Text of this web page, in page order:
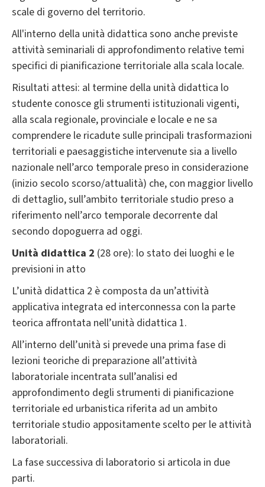
scale di governo del territorio.
All'interno della unità didattica sono anche previste
attività seminariali di approfondimento relative temi
specifici di pianificazione territoriale alla scala locale.
Risultati attesi: al termine della unità didattica lo
studente conosce gli strumenti istituzionali vigenti,
alla scala regionale, provinciale e locale e ne sa
comprendere le ricadute sulle principali trasformazioni
territoriali e paesaggistiche intervenute sia a livello
nazionale nell’arco temporale preso in considerazione
(inizio secolo scorso/attualità) che, con maggior livello
di dettaglio, sull’ambito territoriale studio preso a
riferimento nell’arco temporale decorrente dal
secondo dopoguerra ad oggi.
Unità didattica 2 (28 ore): lo stato dei luoghi e le
previsioni in atto
L’unità didattica 2 è composta da un’attività
applicativa integrata ed interconnessa con la parte
teorica affrontata nell’unità didattica 1.
All’interno dell’unità si prevede una prima fase di
lezioni teoriche di preparazione all’attività
laboratoriale incentrata sull’analisi ed
approfondimento degli strumenti di pianificazione
territoriale ed urbanistica riferita ad un ambito
territoriale studio appositamente scelto per le attività
laboratoriali.
La fase successiva di laboratorio si articola in due
parti.